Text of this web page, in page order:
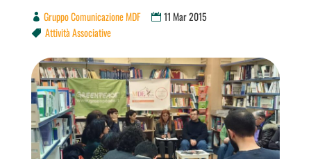
Gruppo Comunicazione MDF 11 Mar 2015
 Attività Associative